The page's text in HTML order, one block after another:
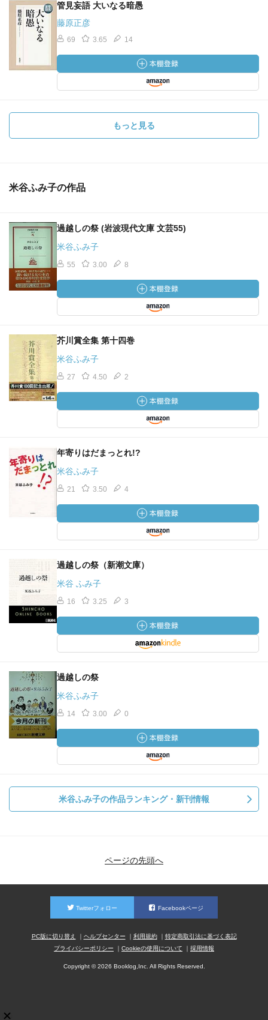
管見妄語 大いなる暗愚
藤原正彦
69 3.65 14
もっと見る
米谷ふみ子の作品
過越しの祭 (岩波現代文庫 文芸55)
米谷ふみ子
55 3.00 8
芥川賞全集 第十四巻
米谷ふみ子
27 4.50 2
年寄りはだまっとれ!?
米谷ふみ子
21 3.50 4
過越しの祭（新潮文庫）
米谷 ふみ子
16 3.25 3
過越しの祭
米谷ふみ子
14 3.00 0
米谷ふみ子の作品ランキング・新刊情報
ページの先頭へ
Twitterフォロー Facebookページ
PC版に切り替え ヘルプセンター 利用規約
特定商取引法に基づく表記
プライバシーポリシー
Cookieの使用について 採用情報
Copyright © 2026 Booklog,Inc. All Rights Reserved.